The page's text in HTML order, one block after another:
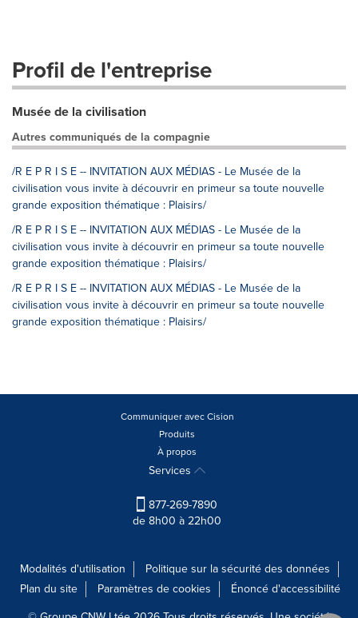
Profil de l'entreprise
Musée de la civilisation
Autres communiqués de la compagnie
/R E P R I S E -- INVITATION AUX MÉDIAS - Le Musée de la
civilisation vous invite à découvrir en primeur sa toute nouvelle
grande exposition thématique : Plaisirs/
/R E P R I S E -- INVITATION AUX MÉDIAS - Le Musée de la
civilisation vous invite à découvrir en primeur sa toute nouvelle
grande exposition thématique : Plaisirs/
/R E P R I S E -- INVITATION AUX MÉDIAS - Le Musée de la
civilisation vous invite à découvrir en primeur sa toute nouvelle
grande exposition thématique : Plaisirs/
Communiquer avec Cision
Produits
À propos
Services
877-269-7890
de 8h00 à 22h00
Modalités d'utilisation
Politique sur la sécurité des données
Plan du site
Paramètres de cookies
Énoncé d'accessibilité